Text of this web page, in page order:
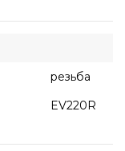
резьба
EV220R